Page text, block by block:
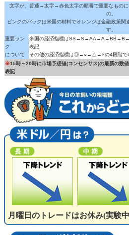
文字が、普通→太字→赤色太字の順番で重要なもの
の。
ピンクのバックは米国の材料でオレンジは金融政策
す。
重要ラン
ク
について
米国の経済指標は
表記
その他の経済指標は◎→○→△→×の4段階で
※15時～20時に市場予想値(コンセンサス)の最新の数
表記
月曜日のトレードはお休み(実験